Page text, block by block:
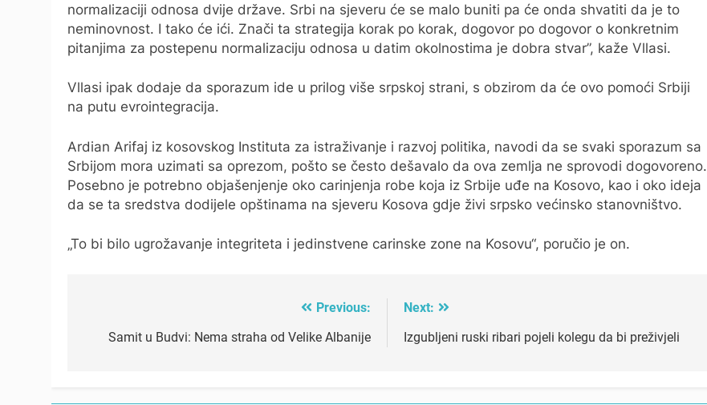
normalizaciji odnosa dvije države. Srbi na sjeveru će se malo buniti pa će onda shvatiti da je to
neminovnost. I tako će ići. Znači ta strategija korak po korak, dogovor po dogovor o konkretnim
pitanjima za postepenu normalizaciju odnosa u datim okolnostima je dobra stvar”, kaže Vllasi.
Vllasi ipak dodaje da sporazum ide u prilog više srpskoj strani, s obzirom da će ovo pomoći Srbiji
na putu evrointegracija.
Ardian Arifaj iz kosovskog Instituta za istraživanje i razvoj politika, navodi da se svaki sporazum sa
Srbijom mora uzimati sa oprezom, pošto se često dešavalo da ova zemlja ne sprovodi dogovoreno.
Posebno je potrebno objašenjenje oko carinjenja robe koja iz Srbije uđe na Kosovo, kao i oko ideja
da se ta sredstva dodijele opštinama na sjeveru Kosova gdje živi srpsko većinsko stanovništvo.
„To bi bilo ugrožavanje integriteta i jedinstvene carinske zone na Kosovu“, poručio je on.
navigation
Previous:
Samit u Budvi: Nema straha od Velike Albanije
Next:
Izgubljeni ruski ribari pojeli kolegu da bi preživjeli